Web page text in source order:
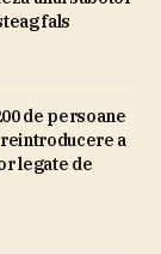
fals
de persoane
a
legate de